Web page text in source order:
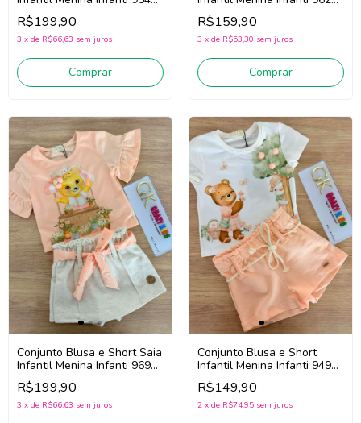
(Off White/Laranja)
R$199,90
3 x de R$66,63 sem juros
Comprar
(Verde/Bege)
R$159,90
3 x de R$53,30 sem juros
Comprar
Conjunto Blusa e Short Saia
Infantil Menina Infanti 96922
(Laranja/Off White)
R$199,90
3 x de R$66,63 sem juros
Conjunto Blusa e Short
Infantil Menina Infanti 94942
(Off White/Laranja)
R$149,90
2 x de R$74,95 sem juros